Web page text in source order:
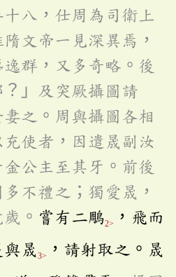
八，仕周為司衛上
文帝一見深異焉，
群，又多奇略。後
」及突厥攝圖請
之。周與攝圖各相
使者，因遣晟副汝
公主至其牙。前後
不禮之；獨愛晟，
。 嘗有二鵰2>
，飛而
晟 3>
，請射取之。晟